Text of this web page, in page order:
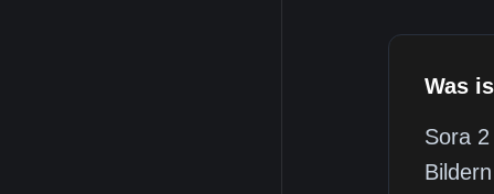
Was
Sora